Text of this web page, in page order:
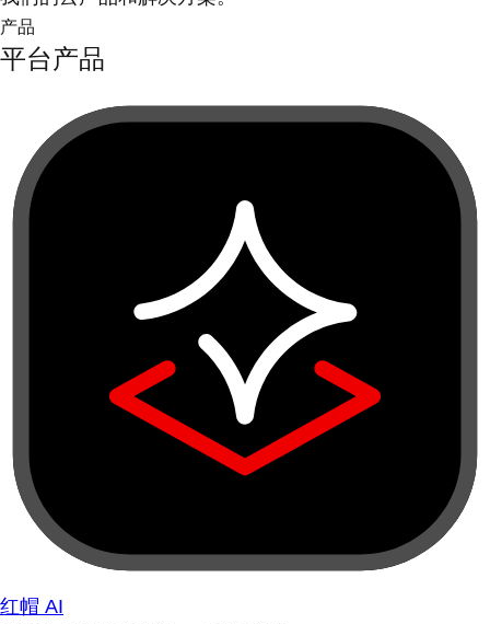
产品
平台产品
红帽 AI